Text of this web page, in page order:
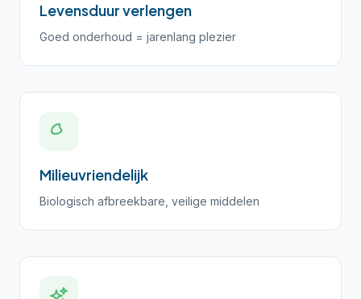
Levensduur verlengen
Goed onderhoud = jarenlang plezier
Milieuvriendelijk
Biologisch afbreekbare, veilige middelen